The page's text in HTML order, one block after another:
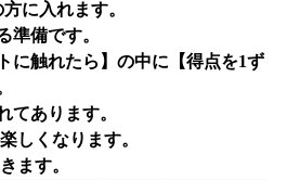
に入れます。
準備です。
に触れたら】の中に【得点を1ず
てあります。
しくなります。
ます。